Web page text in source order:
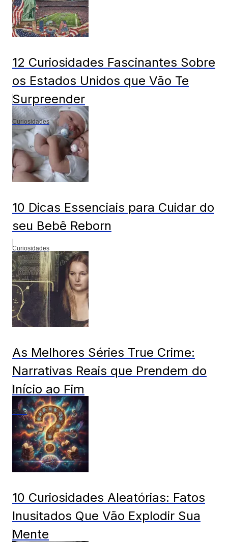
12 Curiosidades Fascinantes Sobre
os Estados Unidos que Vão Te
Surpreender
Curiosidades
10 Dicas Essenciais para Cuidar do
seu Bebê Reborn
Curiosidades
As Melhores Séries True Crime:
Narrativas Reais que Prendem do
Início ao Fim
Série
10 Curiosidades Aleatórias: Fatos
Inusitados Que Vão Explodir Sua
Mente